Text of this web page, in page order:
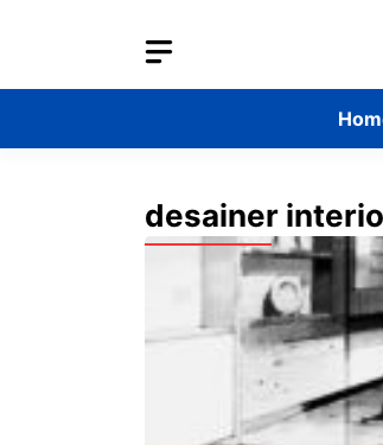
desainer